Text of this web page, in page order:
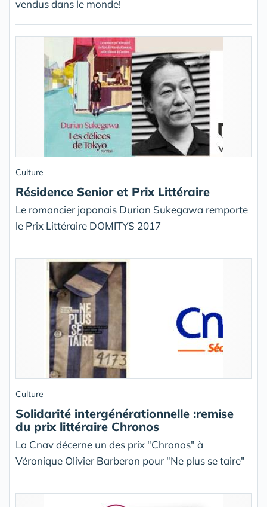
vendus dans le monde!
Culture
Résidence Senior et Prix Littéraire
Le romancier japonais Durian Sukegawa remporte
le Prix Littéraire DOMITYS 2017
Culture
Solidarité intergénérationnelle :remise
du prix littéraire Chronos
La Cnav décerne un des prix "Chronos" à
Véronique Olivier Barberon pour "Ne plus se taire"